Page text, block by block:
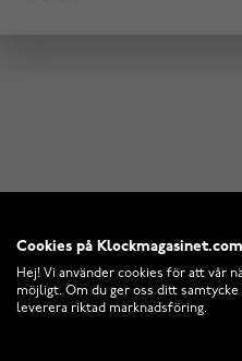
Cookies på Klockmagasinet.com
Hej! Vi använder cookies för att vår
möjligt. Om du ger oss ditt samtycke
leverera riktad marknadsföring.